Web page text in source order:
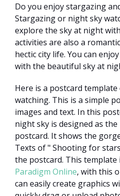
Do you enjoy stargazing
Stargazing or night sky
explore the sky at night
activities are also a
hectic city life. You can
with the beautiful sky at
Here is a postcard
watching. This is a simple
images and text. In this
night sky is designed as
postcard. It shows the
Texts of " Shooting for
the postcard. This template
Paradigm Online, with this
can easily create graphics